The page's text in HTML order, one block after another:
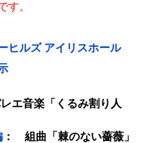
す。
ヒルズ アイリスホール
エ音楽「くるみ割り人
： 組曲「棘のない薔薇」